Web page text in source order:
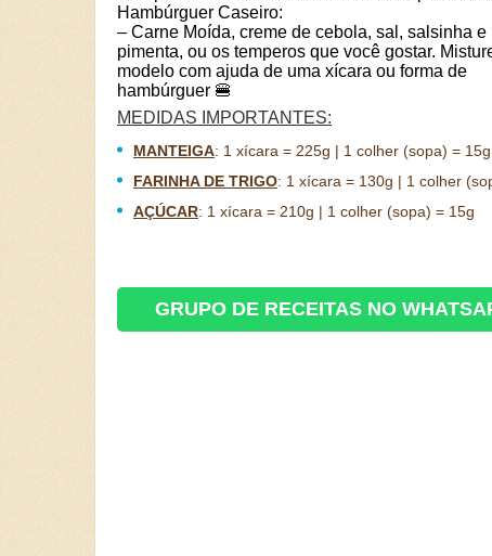
Hambúrguer Caseiro:
– Carne Moída, creme de cebola, sal, salsinha e
pimenta, ou os temperos que você gostar.
modelo com ajuda de uma xícara ou forma de
hambúrguer 🍔
MEDIDAS IMPORTANTES:
MANTEIGA: 1 xícara = 225g | 1 colher (sopa) = 15g
FARINHA DE TRIGO: 1 xícara = 130g | 1 colher
AÇÚCAR: 1 xícara = 210g | 1 colher (sopa) = 15g
GRUPO DE RECEITAS NO